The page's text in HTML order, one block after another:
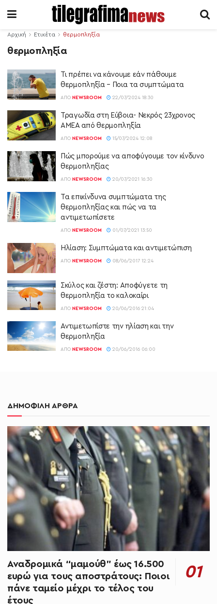
Αρχική Ετικέτα θερμοπληξία
θερμοπληξία
Τι πρέπει να κάνουμε εάν πάθουμε
θερμοπληξία – Ποια τα συμπτώματα
ΑΠΌ NEWSROOM 22/07/2024 18:30
Τραγωδία στη Εύβοια- Νεκρός 23χρονος
ΑΜΕΑ από θερμοπληξία
ΑΠΌ NEWSROOM 15/07/2024 12:08
Πώς μπορούμε να αποφύγουμε τον κίνδυνο
θερμοπληξίας
ΑΠΌ NEWSROOM 20/07/2021 16:30
Τα επικίνδυνα συμπτώματα της
θερμοπληξίας και πώς να τα
αντιμετωπίσετε
ΑΠΌ NEWSROOM 01/07/2021 13:50
Ηλίαση: Συμπτώματα και αντιμετώπιση
ΑΠΌ NEWSROOM 08/06/2017 12:24
Σκύλος και ζέστη: Αποφύγετε τη
θερμοπληξία το καλοκαίρι
ΑΠΌ NEWSROOM 20/06/2016 21:04
Αντιμετωπίστε την ηλίαση και την
θερμοπληξία
ΑΠΌ NEWSROOM 20/06/2016 06:00
ΔΗΜΟΦΙΛΗ ΑΡΘΡΑ
Αναδρομικά “μαμούθ” έως 16.500
ευρώ για τους αποστράτους: Ποιοι
πάνε ταμείο μέχρι το τέλος του
έτους